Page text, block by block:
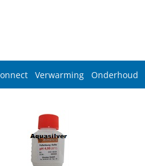
Verwarming Onderhoud